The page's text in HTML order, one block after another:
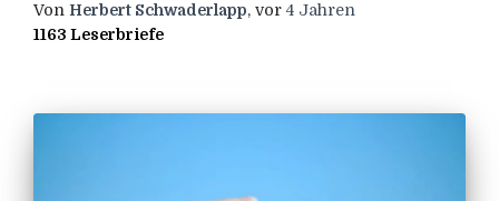
Von Herbert Schwaderlapp, vor4 Jahren
1163 Leserbriefe